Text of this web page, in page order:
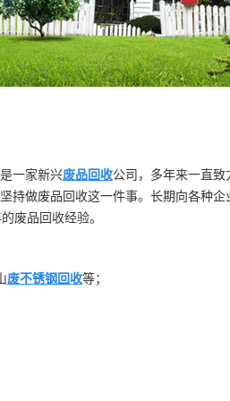
一家新兴废品回收公司，多年来一直致
持做废品回收这一件事。长期向各种企
废品回收经验。
废不锈钢回收等；